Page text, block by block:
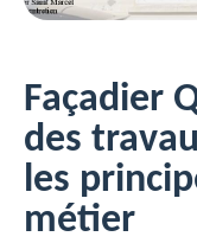
Façadier
des
les
métier